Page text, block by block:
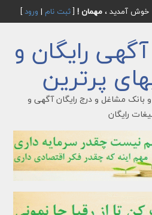
خوش آمدید ، مهمان ![ثبت نام | ورود]
رایگان و
پرترین
بانک مشاغل و درج رایگان آگهی و
رایگان